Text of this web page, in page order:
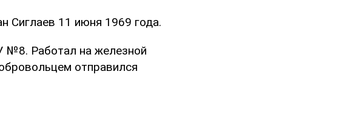
Сиглаев 11 июня 1969 года.
№8. Работал на железной
отправился